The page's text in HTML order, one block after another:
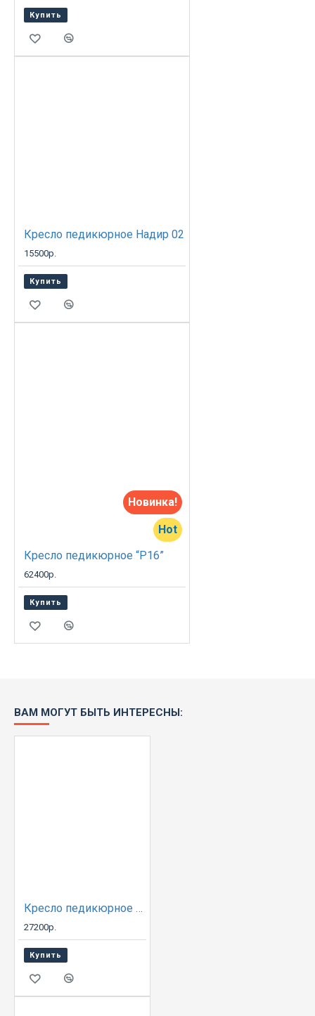
регулируются
механическим
способом.
Габариты:
оборудование?
Звоните! Мы
работаем для
Вас!
Купить
Кресло педикюрное Надир 02
15500р.
Купить
Новинка!
Hot
Кресло педикюрное “Р16”
62400р.
Купить
ВАМ МОГУТ БЫТЬ ИНТЕРЕСНЫ:
Кресло педикюрное Р11
27200р.
Купить